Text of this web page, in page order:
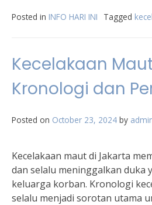
Posted in INFO HARI INI Tagged
Kecelakaan
Kronologi dan
Posted on October 23, 2024 by
Kecelakaan maut di Jakarta
dan selalu meninggalkan duka
keluarga korban. Kronologi
selalu menjadi sorotan utama